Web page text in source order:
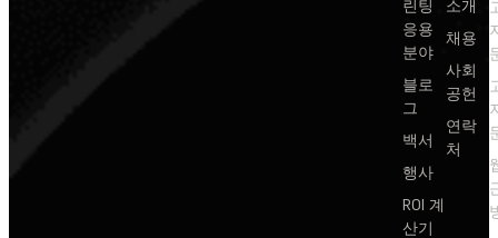
린팅
응용
분야
블로
그
백서
행사
ROI 계
산기
소개
채용
사회
공헌
연락
처